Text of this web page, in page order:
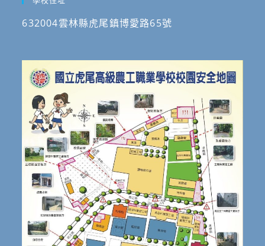
632004雲林縣虎尾鎮博愛路65號